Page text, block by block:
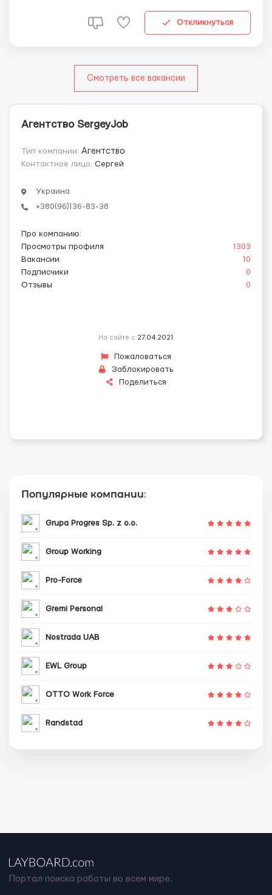
можно без опыта рабо...
Откликнуться
Смотреть все вакансии
Агентство SergeyJob
Тип компании: Агентство
Контактное лицо: Сергей
Украина
+380(96)136-83-38
Про компанию:
Просмотры профиля
1303
Вакансии
10
Подписчики
0
Отзывы
0
На сайте с 27.04.2021
Пожаловаться
Заблокировать
Поделиться
Популярные компании:
Grupa Progres Sp. z o.o.
Group Working
Pro-Force
Gremi Personal
Nostrada UAB
EWL Group
OTTO Work Force
Randstad
Портал поиска работы во всем мире.